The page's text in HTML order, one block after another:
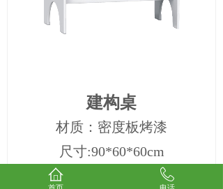
建构桌
材质：密度板烤漆
尺寸:90*60*60cm
玩具柜